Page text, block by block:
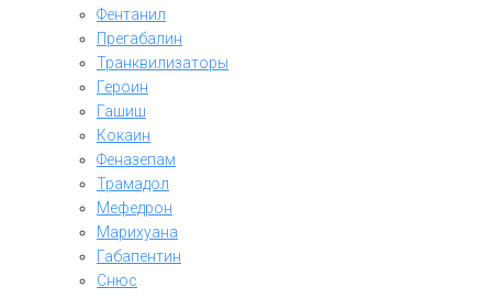
Фентанил
Прегабалин
Транквилизаторы
Героин
Гашиш
Кокаин
Феназепам
Трамадол
Мефедрон
Марихуана
Габапентин
Снюс